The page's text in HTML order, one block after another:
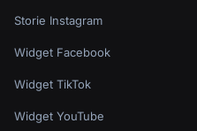
Storie Instagram
Widget Facebook
Widget TikTok
Widget YouTube